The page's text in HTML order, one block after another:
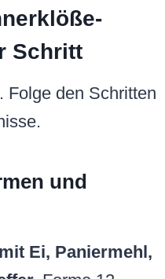
Schritt
Folge den Schritten
und
Ei, Paniermehl,